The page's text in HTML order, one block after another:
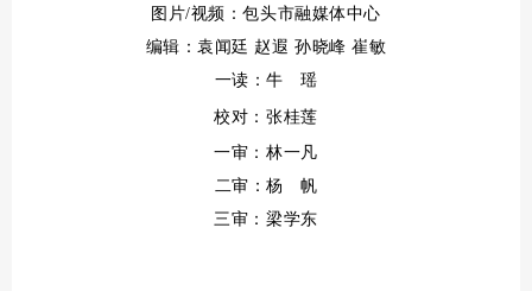
图片/视频 ：包头市融媒体中心
编辑：袁闻廷 赵遐 孙晓峰 崔敏
一读：牛 瑶
校对： 张桂莲
一审：林一凡
二审：杨 帆
三审：梁学东